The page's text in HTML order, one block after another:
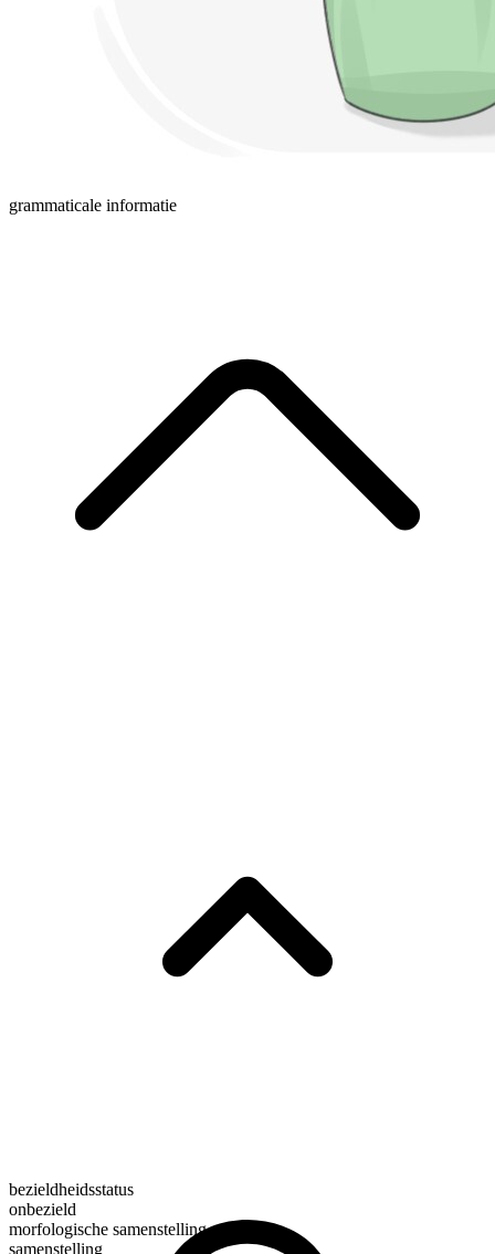
grammaticale informatie
bezieldheidsstatus
onbezield
morfologische samenstelling
samenstelling